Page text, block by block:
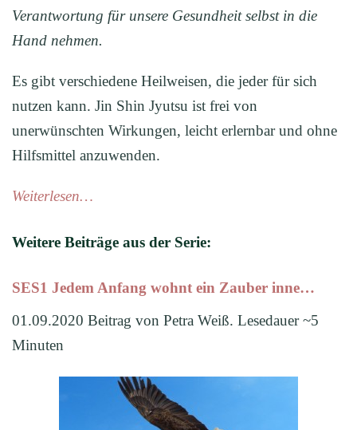
Verantwortung für unsere Gesundheit selbst in die
Hand nehmen.
Es gibt verschiedene Heilweisen, die jeder für sich
nutzen kann. Jin Shin Jyutsu ist frei von
unerwünschten Wirkungen, leicht erlernbar und ohne
Hilfsmittel anzuwenden.
Weiterlesen…
Weitere Beiträge aus der Serie:
SES1 Jedem Anfang wohnt ein Zauber inne…
01.09.2020 Beitrag von Petra Weiß. Lesedauer ~5
Minuten